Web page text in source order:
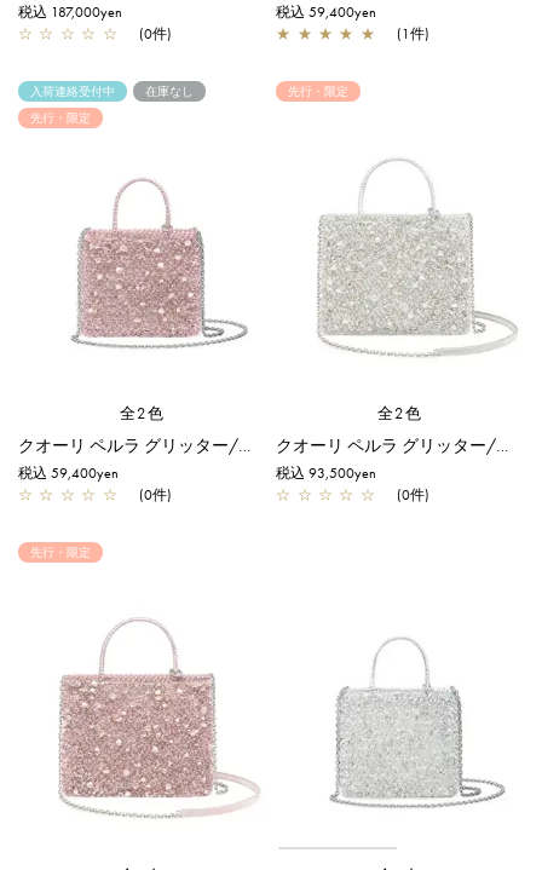
税込 187,000yen
☆ ☆ ☆ ☆ ☆ (0件)
税込 59,400yen
★ ★ ★ ★ ★ (1件)
入荷連絡受付中
在庫なし
先行・限定
全2色
クオーリ ペルラ グリッター/スモール/フラミンゴシルバー【オンラインストア先行販売商品】
税込 59,400yen
☆ ☆ ☆ ☆ ☆ (0件)
先行・限定
全2色
クオーリ ペルラ グリッター/ミディアム/ホワイトシルバー【一部店舗先行販売商品】
税込 93,500yen
☆ ☆ ☆ ☆ ☆ (0件)
先行・限定